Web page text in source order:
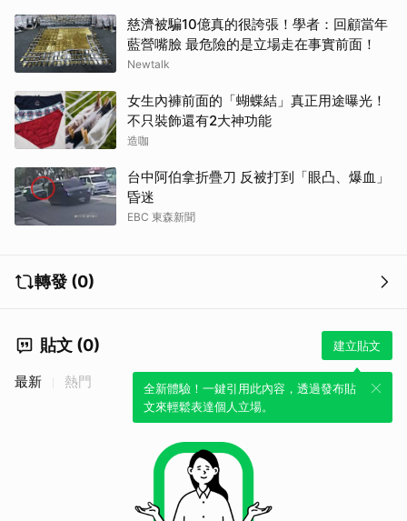
慈濟被騙10億真的很誇張！學者：回顧當年
藍營嘴臉 最危險的是立場走在事實前面！
Newtalk
女生內褲前面的「蝴蝶結」真正用途曝光！
不只裝飾還有2大神功能
造咖
台中阿伯拿折疊刀 反被打到「眼凸、爆血」
昏迷
EBC 東森新聞
轉發 (0)
貼文 (0) 建立貼文
全新體驗！一鍵引用此內容，透過發布貼
文來輕鬆表達個人立場。
最新 熱門